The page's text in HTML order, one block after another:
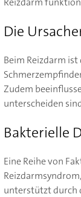
Die
Beim Reizdarm
Zudem
unterscheiden
Bakterielle
Eine Reihe von
unterstützt durch